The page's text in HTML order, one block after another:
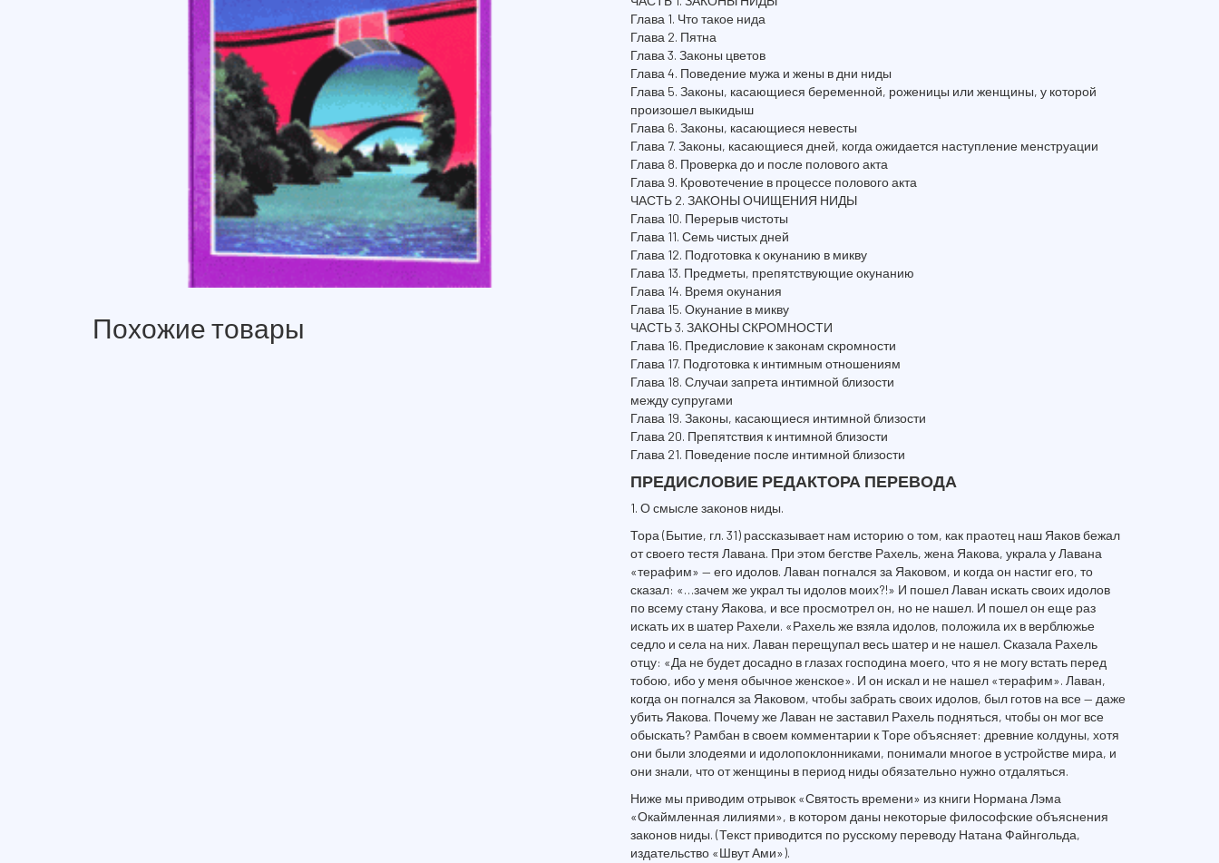
Глава 1. Что такое нида
Глава 2. Пятна
Глава 3. Законы цветов
Глава 4. Поведение мужа и жены в дни ниды
Глава 5. Законы, касающиеся беременной, роженицы или женщины, у которой
произошел выкидыш
Глава 6. Законы, касающиеся невесты
Глава 7. Законы, касающиеся дней, когда ожидается наступление менструации
Глава 8. Проверка до и после полового акта
Глава 9. Кровотечение в процессе полового акта
ЧАСТЬ 2. ЗАКОНЫ ОЧИЩЕНИЯ НИДЫ
Глава 10. Перерыв чистоты
Глава 11. Семь чистых дней
Глава 12. Подготовка к окунанию в микву
Глава 13. Предметы, препятствующие окунанию
Глава 14. Время окунания
Глава 15. Окунание в микву
ЧАСТЬ 3. ЗАКОНЫ СКРОМНОСТИ
Глава 16. Предисловие к законам скромности
Глава 17. Подготовка к интимным отношениям
Глава 18. Случаи запрета интимной близости
между супругами
Глава 19. Законы, касающиеся интимной близости
Глава 20. Препятствия к интимной близости
Глава 21. Поведение после интимной близости
ПРЕДИСЛОВИЕ РЕДАКТОРА ПЕРЕВОДА
1. О смысле законов ниды.
Тора (Бытие, гл. 31) рассказывает нам историю о том, как праотец наш Яаков бежал
от своего тестя Лавана. При этом бегстве Рахель, жена Яакова, украла у Лавана
«терафим» — его идолов. Лаван погнался за Яаковом, и когда он настиг его, то
сказал: «…зачем же украл ты идолов моих?!» И пошел Лаван искать своих идолов
по всему стану Яакова, и все просмотрел он, но не нашел. И пошел он еще раз
искать их в шатер Рахели. «Рахель же взяла идолов, положила их в верблюжье
седло и села на них. Лаван перещупал весь шатер и не нашел. Сказала Рахель
отцу: «Да не будет досадно в глазах господина моего, что я не могу встать перед
тобою, ибо у меня обычное женское». И он искал и не нашел «терафим». Лаван,
когда он погнался за Яаковом, чтобы забрать своих идолов, был готов на все — даже
убить Яакова. Почему же Лаван не заставил Рахель подняться, чтобы он мог все
обыскать? Рамбан в своем комментарии к Торе объясняет: древние колдуны, хотя
они были злодеями и идолопоклонниками, понимали многое в устройстве мира, и
они знали, что от женщины в период ниды обязательно нужно отдаляться.
Ниже мы приводим отрывок «Святость времени» из книги Нормана Лэма
«Окаймленная лилиями», в котором даны некоторые философские объяснения
законов ниды. (Текст приводится по русскому переводу Натана Файнгольда,
издательство «Швут Ами»).
Похожие товары